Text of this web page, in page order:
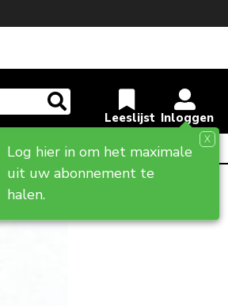
Log hier in om het maximale
uit uw abonnement te
halen.
X